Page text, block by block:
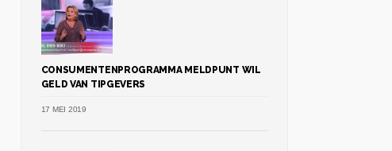
CONSUMENTENPROGRAMMA MELDPUNT WIL
GELD VAN TIPGEVERS
17 MEI 2019